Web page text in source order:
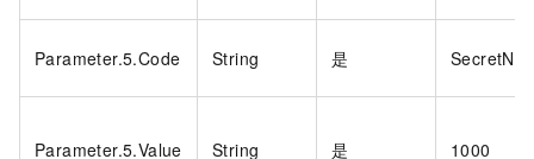
Parameter.5.Code String 是
Parameter.5.Value String 是 1000